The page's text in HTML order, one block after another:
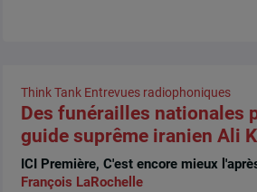
Think Tank Entrevues radiophoniques
Des funérailles nationales
guide suprême iranien Ali
ICI Première, C'est encore mieux
François LaRochelle